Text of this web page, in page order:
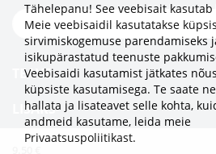
TEAVE
LISAKS
KATEGOORIAD
Tähelepanu! See veebisait
Meie veebisaidil kasutatakse
sirvimiskogemuse parendamiseks
isikupärastatud teenuste
Veebisaidi kasutamist jätkates
küpsiste kasutamisega. Te saate
hallata ja lisateavet selle kohta,
andmeid kasutame, leida meie
Privaatsuspoliitikast.